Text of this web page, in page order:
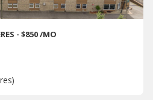
- $850 /MO